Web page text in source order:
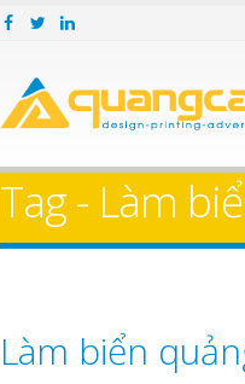
Tag - Làm
Làm biển